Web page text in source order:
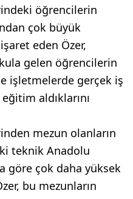
öğrencilerin
çok büyük
eden Özer,
gelen öğrencilerin
işletmelerde gerçek iş
aldıklarını
mezun olanların
teknik Anadolu
göre çok daha yüksek
bu mezunların